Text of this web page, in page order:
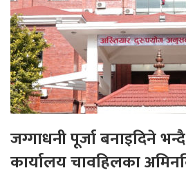
जग्गाधनी पूर्जा बनाइदिने
कार्यालय चावहिलका